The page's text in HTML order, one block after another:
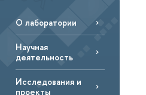
О лаборатории
Научная
деятельность
Исследования и
проекты